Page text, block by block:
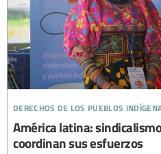
derechos de los pueblos
América latina:
coordinan sus esfuerzos